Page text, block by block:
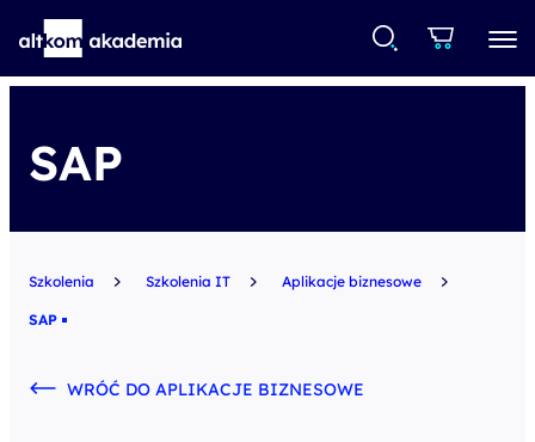
SAP
Szkolenia Szkolenia IT Aplikacje biznesowe
SAP
WRÓĆ DO APLIKACJE BIZNESOWE